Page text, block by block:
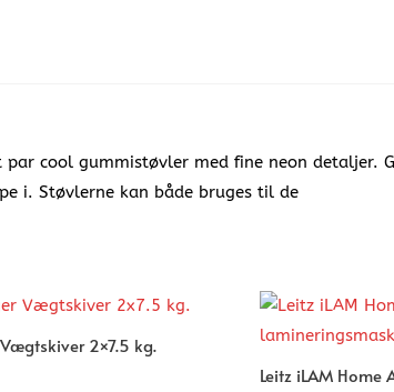
cool gummistøvler med fine neon
i. Støvlerne kan både bruges til de
2×7.5 kg.
Leitz iLAM